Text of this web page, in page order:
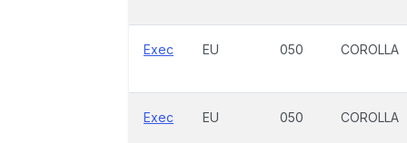
Exec EU 050 COROLLA
Exec EU 050 COROLLA